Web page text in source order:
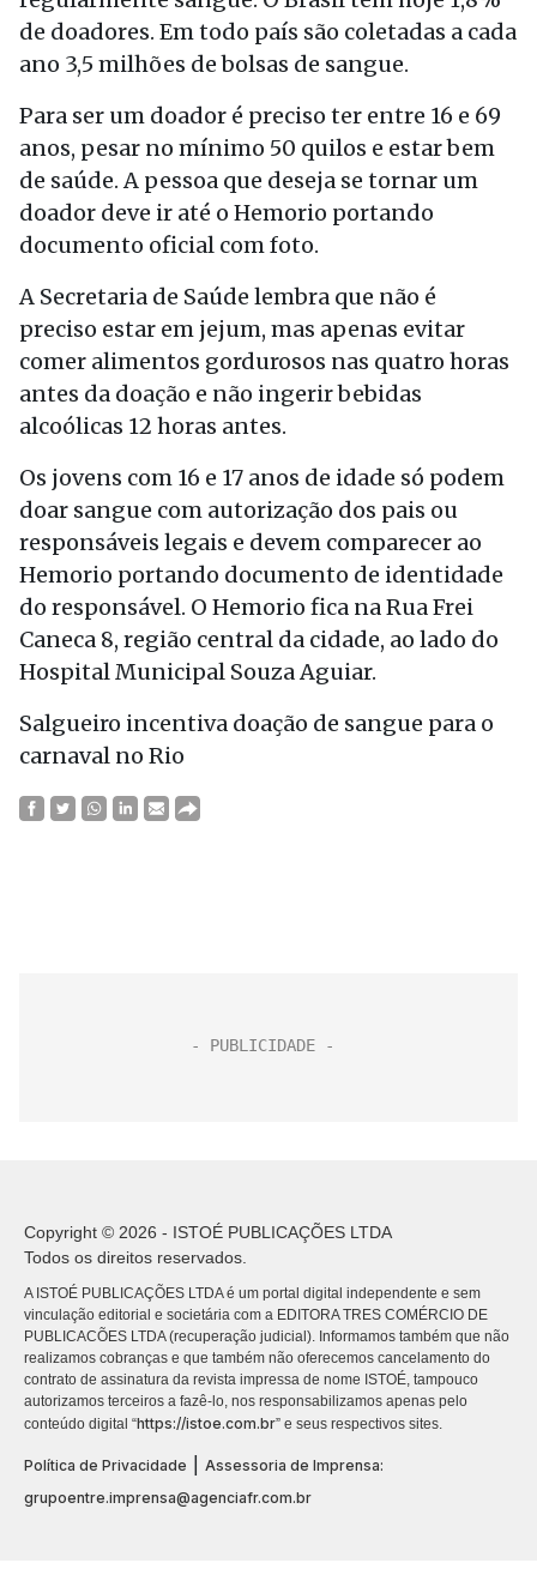
de doadores. Em todo país são coletadas a cada
ano 3,5 milhões de bolsas de sangue.
Para ser um doador é preciso ter entre 16 e 69
anos, pesar no mínimo 50 quilos e estar bem
de saúde. A pessoa que deseja se tornar um
doador deve ir até o Hemorio portando
documento oficial com foto.
A Secretaria de Saúde lembra que não é
preciso estar em jejum, mas apenas evitar
comer alimentos gordurosos nas quatro horas
antes da doação e não ingerir bebidas
alcoólicas 12 horas antes.
Os jovens com 16 e 17 anos de idade só podem
doar sangue com autorização dos pais ou
responsáveis legais e devem comparecer ao
Hemorio portando documento de identidade
do responsável. O Hemorio fica na Rua Frei
Caneca 8, região central da cidade, ao lado do
Hospital Municipal Souza Aguiar.
Salgueiro incentiva doação de sangue para o
carnaval no Rio
Copyright © 2026 - ISTOÉ PUBLICAÇÕES LTDA
Todos os direitos reservados.
A ISTOÉ PUBLICAÇÕES LTDA é um portal digital independente e sem
vinculação editorial e societária com a EDITORA TRES COMÉRCIO DE
PUBLICACÕES LTDA (recuperação judicial). Informamos também que não
realizamos cobranças e que também não oferecemos cancelamento do
contrato de assinatura da revista impressa de nome ISTOÉ, tampouco
autorizamos terceiros a fazê-lo, nos responsabilizamos apenas pelo
conteúdo digital “https://istoe.com.br” e seus respectivos sites.
Política de Privacidade
Assessoria de Imprensa:
grupoentre.imprensa@agenciafr.com.br